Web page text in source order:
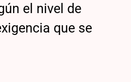
el nivel de
que se